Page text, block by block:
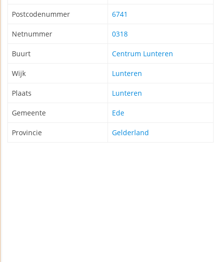
Postcodenummer 6741
Netnummer 0318
Buurt Centrum Lunteren
Wijk Lunteren
Plaats Lunteren
Gemeente Ede
Provincie Gelderland